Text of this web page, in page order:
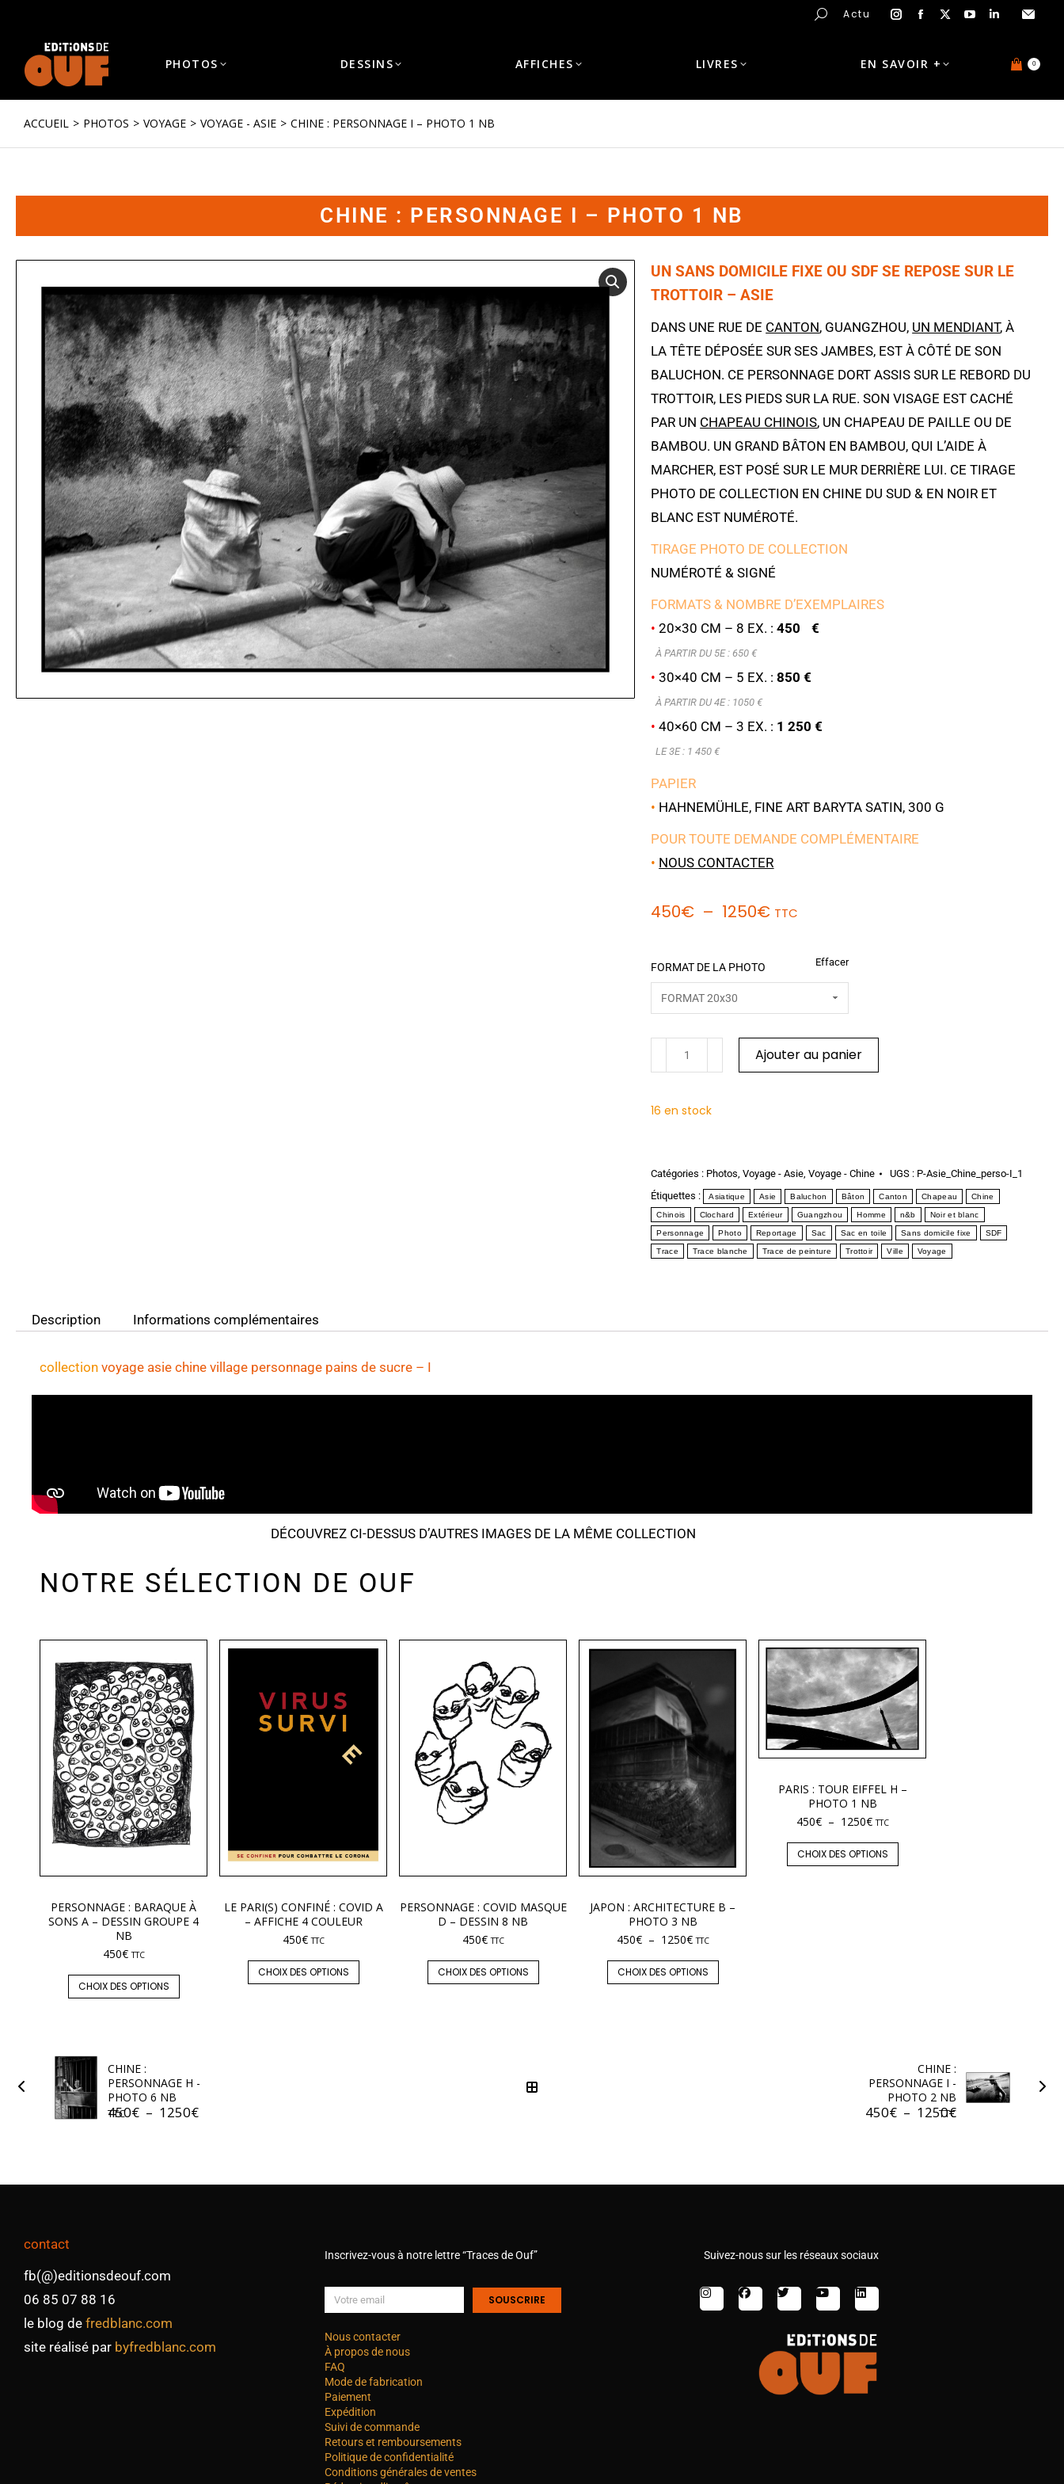
Actu
PHOTOS DESSINS AFFICHES LIVRES EN SAVOIR + 0
Vous êtes ici :
ACCUEIL PHOTOS VOYAGE VOYAGE - ASIE CHINE : PERSONNAGE I – PHOTO 1 NB
CHINE : PERSONNAGE I – PHOTO 1 NB
UN SANS DOMICILE FIXE OU SDF SE REPOSE SUR LE
TROTTOIR – ASIE
DANS UNE RUE DE CANTON, GUANGZHOU, UN MENDIANT, À
LA TÊTE DÉPOSÉE SUR SES JAMBES, EST À CÔTÉ DE SON
BALUCHON. CE PERSONNAGE DORT ASSIS SUR LE REBORD DU
TROTTOIR, LES PIEDS SUR LA RUE. SON VISAGE EST CACHÉ
PAR UN CHAPEAU CHINOIS, UN CHAPEAU DE PAILLE OU DE
BAMBOU. UN GRAND BÂTON EN BAMBOU, QUI L’AIDE À
MARCHER, EST POSÉ SUR LE MUR DERRIÈRE LUI. CE TIRAGE
PHOTO DE COLLECTION EN CHINE DU SUD & EN NOIR ET
BLANC EST NUMÉROTÉ.
TIRAGE PHOTO DE COLLECTION
NUMÉROTÉ & SIGNÉ
FORMATS & NOMBRE D’EXEMPLAIRES
•20×30 CM – 8 EX. :450 €
À PARTIR DU 5E : 650 €
•30×40 CM – 5 EX. :850 €
À PARTIR DU 4E : 1050 €
•40×60 CM – 3 EX. : 1 250 €
LE 3E : 1 450 €
PAPIER
• HAHNEMÜHLE, FINE ART BARYTA SATIN, 300 G
POUR TOUTE DEMANDE COMPLÉMENTAIRE
• NOUS CONTACTER
450€ – 1250€ TTC
FORMAT DE LA PHOTO Effacer
Ajouter au panier
16 en stock
Catégories : Photos,Voyage - Asie,Voyage - Chine UGS : P-Asie_Chine_perso-I_1
Étiquettes :
Asiatique Asie Baluchon Bâton Canton Chapeau Chine
Chinois Clochard Extérieur Guangzhou Homme n&b Noir et blanc
Personnage Photo Reportage Sac Sac en toile Sans domicile fixe SDF
Trace Trace blanche Trace de peinture Trottoir Ville Voyage
Description Informations complémentaires
collection voyage asie chine village personnage pains de sucre – I
DÉCOUVREZ CI-DESSUS D’AUTRES IMAGES DE LA MÊME COLLECTION
NOTRE SÉLECTION DE OUF
PERSONNAGE : BARAQUE À
SONS A – DESSIN GROUPE 4
NB
450€ TTC
CHOIX DES OPTIONS
LE PARI(S) CONFINÉ : COVID A
– AFFICHE 4 COULEUR
450€ TTC
CHOIX DES OPTIONS
PERSONNAGE : COVID MASQUE
D – DESSIN 8 NB
450€ TTC
CHOIX DES OPTIONS
JAPON : ARCHITECTURE B –
PHOTO 3 NB
450€ – 1250€ TTC
CHOIX DES OPTIONS
PARIS : TOUR EIFFEL H –
PHOTO 1 NB
450€ – 1250€ TTC
CHOIX DES OPTIONS
CHINE :
PERSONNAGE H -
PHOTO 6 NB
450€ – 1250€
TTC
CHINE :
PERSONNAGE I -
PHOTO 2 NB
450€ – 1250€
TTC
contact
fb(@)editionsdeouf.com
06 85 07 88 16
le blog de fredblanc.com
site réalisé par byfredblanc.com
Inscrivez-vous à notre lettre “Traces de Ouf”
SOUSCRIRE
Nous contacter
À propos de nous
FAQ
Mode de fabrication
Paiement
Expédition
Suivi de commande
Retours et remboursements
Politique de confidentialité
Conditions générales de ventes
Suivez-nous sur les réseaux sociaux